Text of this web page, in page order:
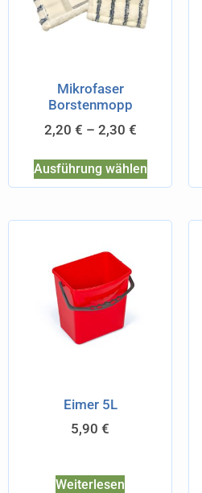
Mikrofaser
Borstenmopp
2,20 € – 2,30 €
Ausführung wählen
Eimer 5L
5,90 €
Weiterlesen